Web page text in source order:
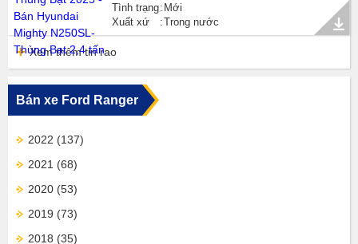
Tình trạng Mới
Xuất xứ
Trong nước
Xem thêm tin rao
Bán xe Ford Ranger
2022 (137)
2021 (68)
2020 (53)
2019 (73)
2018 (35)